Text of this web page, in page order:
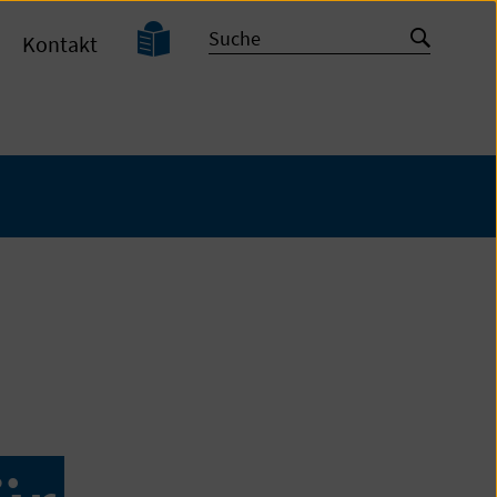
Kontakt
Leichte
Sprache
Suche
Suche
starten